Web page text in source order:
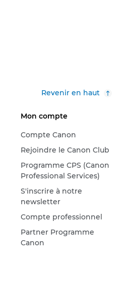
Revenir en haut
Mon compte
Compte Canon
Rejoindre le Canon Club
Programme CPS (Canon
Professional Services)
S'inscrire à notre
newsletter
Compte professionnel
Partner Programme
Canon